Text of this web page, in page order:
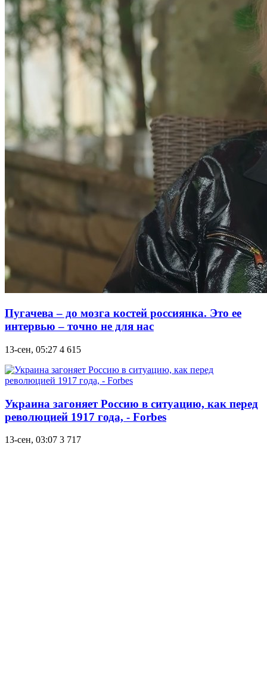
Пугачева – до мозга костей россиянка. Это ее
интервью – точно не для нас
13-сен, 05:27 4 615
Украина загоняет Россию в ситуацию, как перед
революцией 1917 года, - Forbes
13-сен, 03:07 3 717